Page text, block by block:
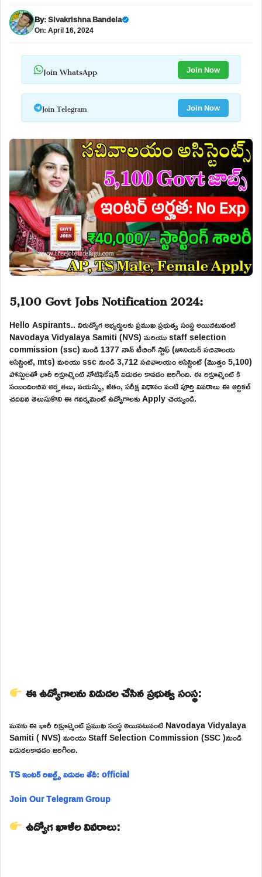
By:Sivakrishna Bandela
On: April 16, 2024
Join WhatsApp Join Now
Join Telegram Join Now
5,100 Govt Jobs Notification 2024:
Hello Aspirants.. నిరుద్యోగ అభ్యర్థులకు ప్రముఖ ప్రభుత్వ సంస్థ అయినటువంటి
Navodaya Vidyalaya Samiti (NVS) మరియు staff selection
commission (ssc) నుండి 1377 నాన్ టీచింగ్ స్టాఫ్ (జూనియర్ సచివాలయ
అసిస్టెంట్, mts) మరియు ssc నుండి 3,712 సచివాలయం అసిస్టెంట్ (మొత్తం 5,100)
పోస్టులతో భారీ రిక్రూట్మెంట్ నోటిఫికేషన్ విడుదల కావడం జరిగింది. ఈ రిక్రూట్మెంట్ కి
సంబందించిన అర్హతలు, వయస్సు, జీతం, పరీక్ష విధానం వంటి పూర్తి వివరాలు ఈ ఆర్టికల్
చదివిన తెలుసుకొని ఈ గవర్నమెంట్ ఉద్యోగాలకు Apply చెయ్యండి.
ఈ ఉద్యోగాలను విడుదల చేసిన ప్రభుత్వ సంస్థ:
మనకు ఈ భారీ రిక్రూట్మెంట్ ప్రముఖ సంస్థ అయినటువంటి Navodaya Vidyalaya
Samiti ( NVS) మరియు Staff Selection Commission (SSC )నుండి
విడుదలకావడం జరిగింది.
TS ఇంటర్ రిజల్ట్స్ విడుదల తేదీ: official
Join Our Telegram Group
ఉద్యోగ ఖాళీల వివరాలు: